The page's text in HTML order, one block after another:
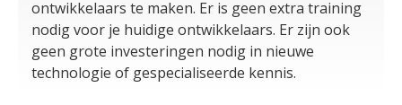
ontwikkelaars te maken. Er is geen extra training
nodig voor je huidige ontwikkelaars. Er zijn ook
geen grote investeringen nodig in nieuwe
technologie of gespecialiseerde kennis.